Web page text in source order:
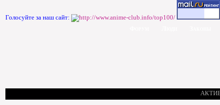
Голосуйте за наш сайт: